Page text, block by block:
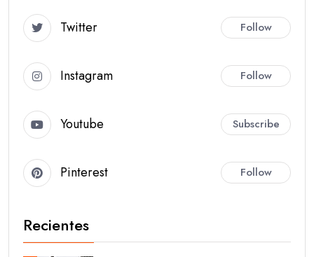
Twitter Follow
Instagram Follow
Youtube Subscribe
Pinterest Follow
Recientes